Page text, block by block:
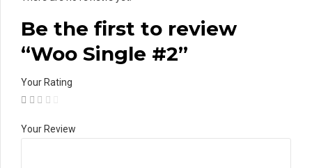
Be the first to review
“Woo Single #2”
Your Rating
Your Review